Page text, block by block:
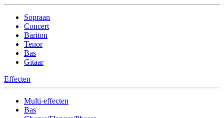
Sopraan
Concert
Bariton
Tenor
Bas
Gitaar
Effecten
Multi-effecten
Bas